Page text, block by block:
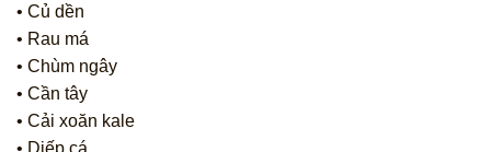
• Củ dền
• Rau má
• Chùm ngây
• Cần tây
• Cải xoăn kale
• Diếp cá